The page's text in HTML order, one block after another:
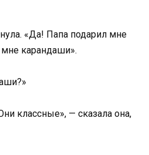
«Да! Папа подарил мне
карандаши».
классные», — сказала она,